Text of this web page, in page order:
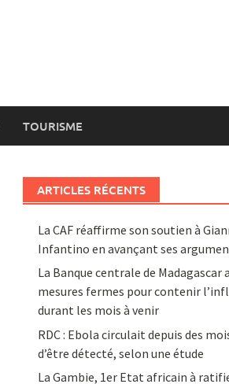
TOURISME
ARTICLES RÉCENTS
La CAF réaffirme son soutien à
Infantino en avançant ses
La Banque centrale de Madagascar
mesures fermes pour contenir
durant les mois à venir
RDC : Ebola circulait depuis des
d’être détecté, selon une étude
La Gambie, 1er Etat africain à